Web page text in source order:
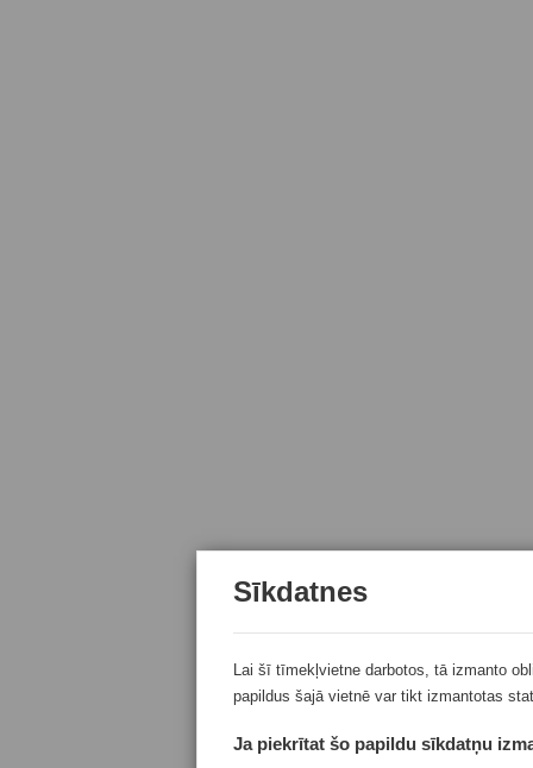
Sīkdatnes
Lai šī tīmekļvietne darbotos, tā izmanto
papildus šajā vietnē var tikt izmantotas
Ja piekrītat šo papildu sīkdatņu